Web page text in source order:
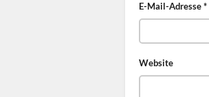
E-Mail-Adresse*
Website